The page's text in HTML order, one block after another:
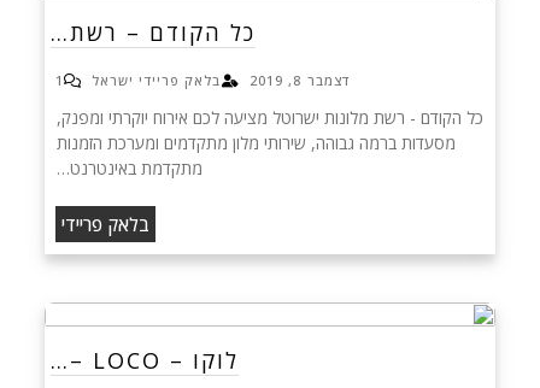
כל הקודם – רשת…
דצמבר 8, 2019 בלאק פריידי ישראל 1
כל הקודם - רשת מלונות ישרוטל מציעה לכם אירוח יוקרתי ומפנק,
מסעדות ברמה גבוהה, שירותי מלון מתקדמים ומערכת הזמנות
מתקדמת באינטרנט…
בלאק פריידי
לוקו – LOCO –…